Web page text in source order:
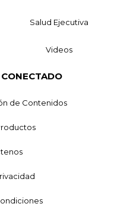
Salud Ejecutiva
Videos
de Contenidos